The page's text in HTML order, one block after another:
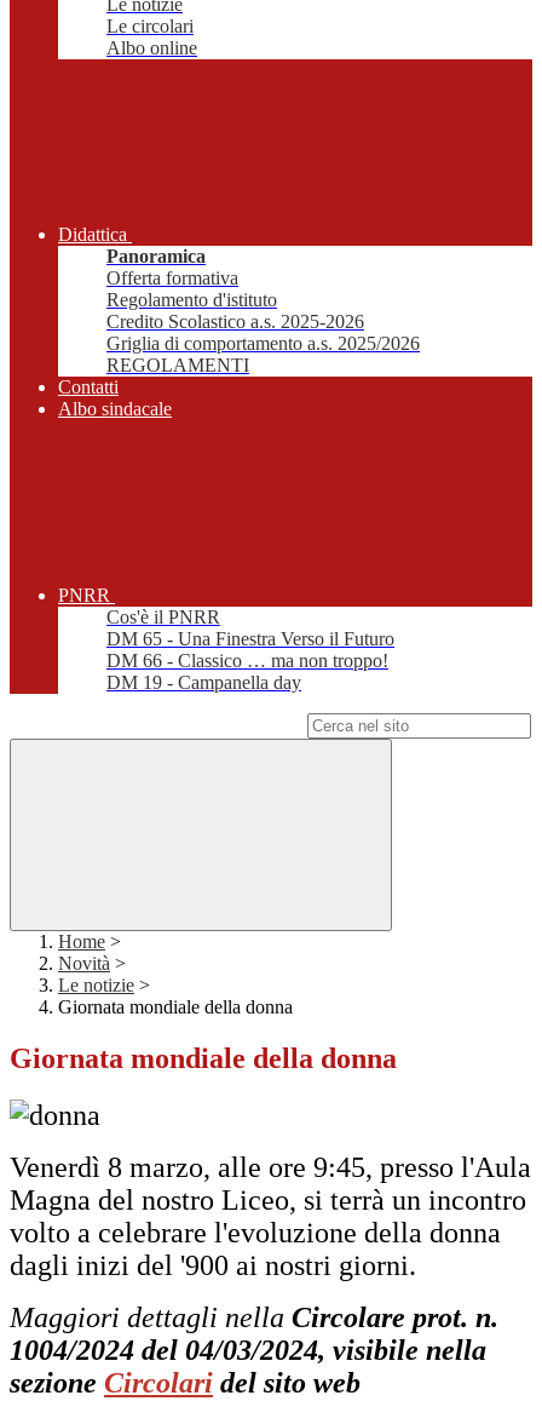
Le notizie
Le circolari
Albo online
Didattica
Panoramica
Offerta formativa
Regolamento d'istituto
Credito Scolastico a.s. 2025-2026
Griglia di comportamento a.s. 2025/2026
REGOLAMENTI
Contatti
Albo sindacale
PNRR
Cos'è il PNRR
DM 65 - Una Finestra Verso il Futuro
DM 66 - Classico … ma non troppo!
DM 19 - Campanella day
Home >
Novità >
Le notizie >
Giornata mondiale della donna
Giornata mondiale della donna
Venerdì 8 marzo, alle ore 9:45, presso l'Aula
Magna del nostro Liceo, si terrà un incontro
volto a celebrare l'evoluzione della donna
dagli inizi del '900 ai nostri giorni.
Maggiori dettagli nella Circolare prot. n.
1004/2024 del 04/03/2024, visibile nella
sezione Circolari del sito web